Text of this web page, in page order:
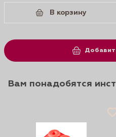
В корзину
Вам понадобятся